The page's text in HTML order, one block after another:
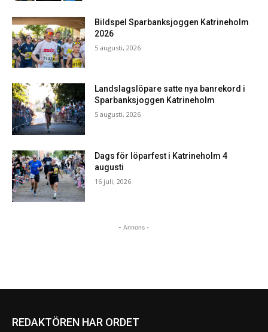
Bildspel Sparbanksjoggen Katrineholm
2026
5 augusti, 2026
Landslagslöpare satte nya banrekord i
Sparbanksjoggen Katrineholm
5 augusti, 2026
Dags för löparfest i Katrineholm 4
augusti
16 juli, 2026
- Annons -
REDAKTÖREN HAR ORDET